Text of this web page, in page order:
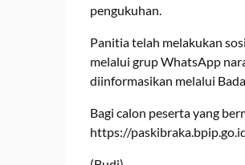
pengukuhan.
Panitia telah melakukan
melalui grup WhatsApp
diinformasikan melalui
Bagi calon peserta yang
https://